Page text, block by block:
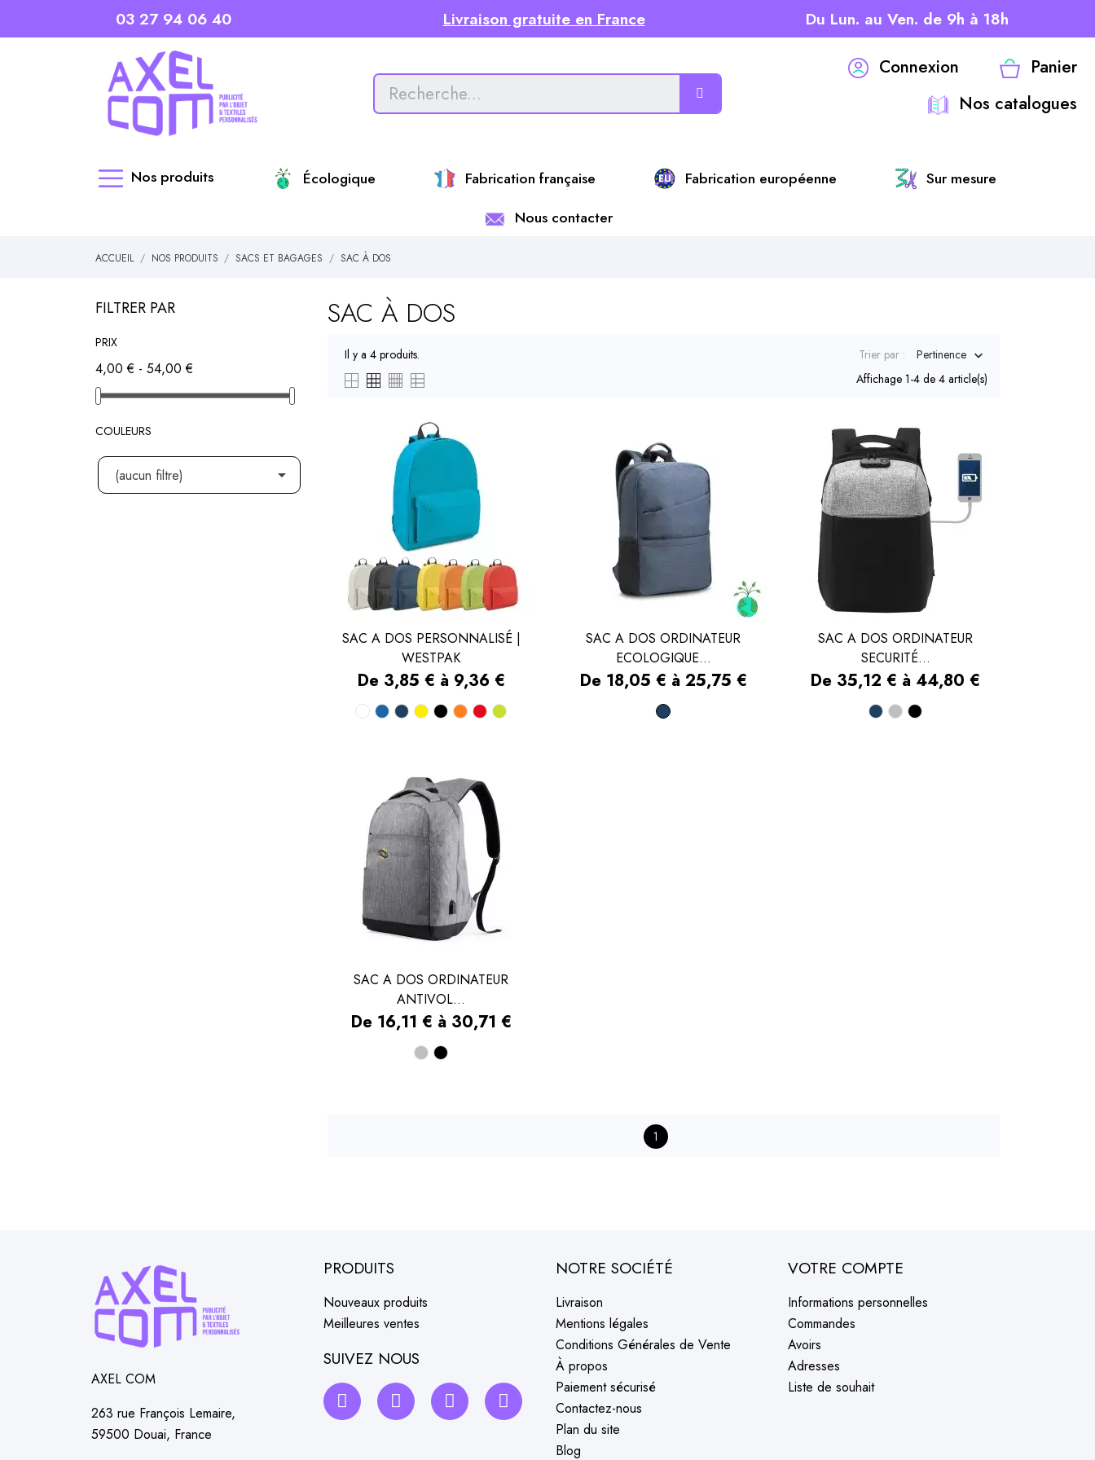
03 27 94 06 40 Livraison gratuite en France Du Lun. au Ven. de 9h à 18h
Connexion
Panier
Nos catalogues
Nos produits Écologique Fabrication française Fabrication européenne
Sur mesure
Nous contacter
ACCUEIL NOS PRODUITS SACS ET BAGAGES SAC À DOS
FILTRER PAR
PRIX
4,00 € - 54,00 €
COULEURS
(aucun filtre) 
SAC À DOS
Il y a 4 produits. Trier par : Pertinence 
Affichage 1-4 de 4 article(s)
APERÇU RAPIDE
SAC A DOS PERSONNALISÉ |
WESTPAK
Prix
De 3,85 € à 9,36 €
Blanc
BleuBleuJaune
NoirOrange
Rouge
Vert
APERÇU RAPIDE
SAC A DOS ORDINATEUR
ECOLOGIQUE...
Prix
De 18,05 € à 25,75 €
Bleu
APERÇU RAPIDE
SAC A DOS ORDINATEUR
SECURITÉ...
Prix
De 35,12 € à 44,80 €
Bleu
GrisNoir
APERÇU RAPIDE
SAC A DOS ORDINATEUR
ANTIVOL...
Prix
De 16,11 € à 30,71 €
GrisNoir
1
AXEL COM
263 rue François Lemaire,
59500 Douai, France
PRODUITS
Nouveaux produits
Meilleures ventes
SUIVEZ NOUS
NOTRE SOCIÉTÉ
Livraison
Mentions légales
Conditions Générales de Vente
À propos
Paiement sécurisé
Contactez-nous
Plan du site
Blog
VOTRE COMPTE
Informations personnelles
Commandes
Avoirs
Adresses
Liste de souhait